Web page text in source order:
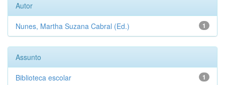
Autor
1
Nunes, Martha Suzana Cabral (Ed.)
Assunto
1
Biblioteca escolar